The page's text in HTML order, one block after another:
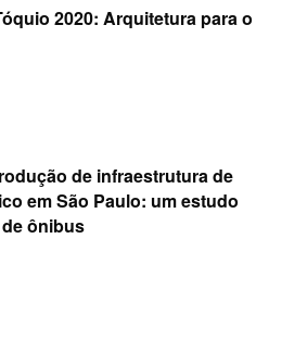
2020: Arquitetura para o
de infraestrutura de
em São Paulo: um estudo
ônibus